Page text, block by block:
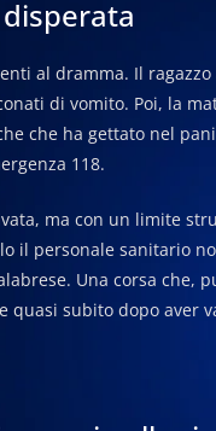
al dramma. Il
di vomito. Poi, la
che ha gettato nel
118.
ma con un limite
il personale sanitario
Una corsa che,
quasi subito dopo aver